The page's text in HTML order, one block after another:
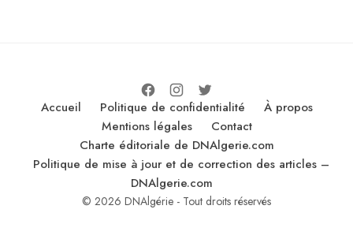
Accueil Politique de confidentialité
À propos
Mentions légales
Contact
Charte éditoriale de DNAlgerie.com
Politique de mise à jour et de correction des articles –
DNAlgerie.com
© 2026 DNAlgérie - Tout droits réservés